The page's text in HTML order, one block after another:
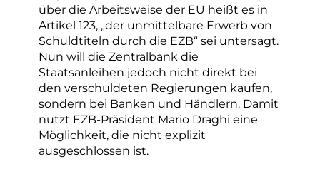
über die Arbeitsweise der EU heißt es in
Artikel 123, „der unmittelbare Erwerb von
Schuldtiteln durch die EZB“ sei untersagt.
Nun will die Zentralbank die
Staatsanleihen jedoch nicht direkt bei
den verschuldeten Regierungen kaufen,
sondern bei Banken und Händlern. Damit
nutzt EZB-Präsident Mario Draghi eine
Möglichkeit, die nicht explizit
ausgeschlossen ist.